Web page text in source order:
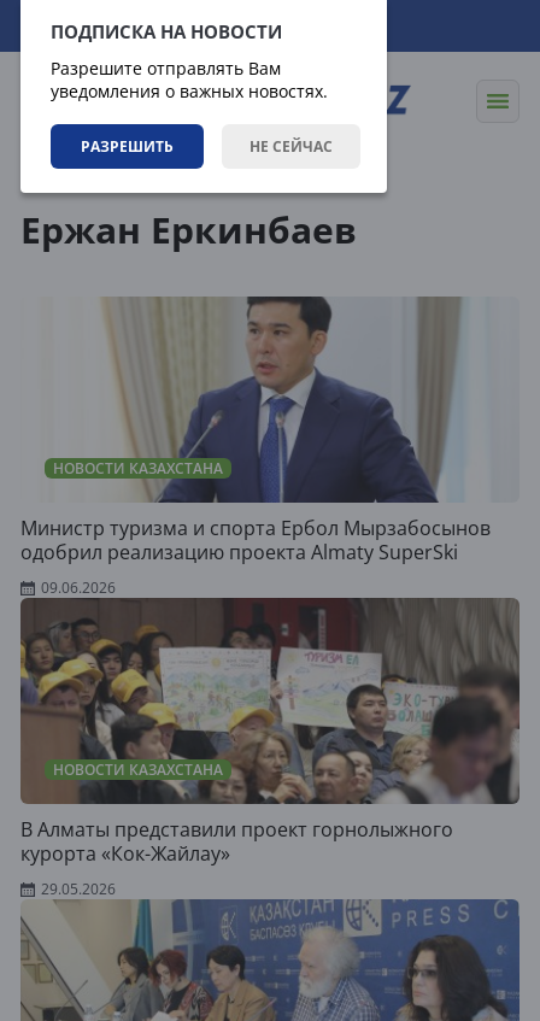
ПОДПИСКА НА НОВОСТИ
Разрешите отправлять Вам
уведомления о важных новостях.
РАЗРЕШИТЬ НЕ СЕЙЧАС
08.08.2026 20:50:30
Ержан Еркинбаев
НОВОСТИ КАЗАХСТАНА
Министр туризма и спорта Ербол Мырзабосынов
одобрил реализацию проекта Almaty SuperSki
09.06.2026
НОВОСТИ КАЗАХСТАНА
В Алматы представили проект горнолыжного
курорта «Кок-Жайлау»
29.05.2026